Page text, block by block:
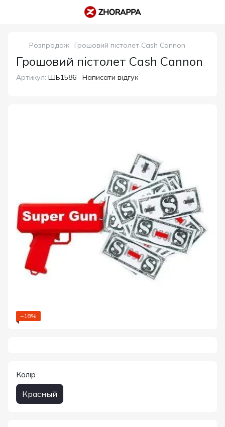
Розпродаж Грошовий пістолет Cash Cannon
Грошовий пістолет Cash Cannon
Артикул: ШБ1586 Написати відгук
−18%
Колір
Красный